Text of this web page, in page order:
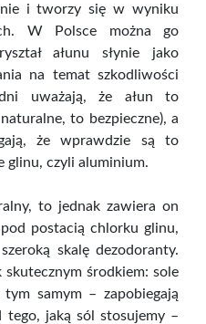
i tworzy się w wyniku
W Polsce można go
ałunu słynie jako
na temat szkodliwości
uważają, że ałun to
to bezpieczne), a
że wprawdzie są to
glinu, czyli aluminium.
to jednak zawiera on
postacią chlorku glinu,
skalę dezodoranty.
środkiem: sole
samym – zapobiegają
tego, jaką sól stosujemy –